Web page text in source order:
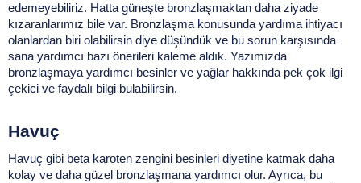
edemeyebiliriz. Hatta güneşte bronzlaşmaktan daha ziyade
kızaranlarımız bile var. Bronzlaşma konusunda yardıma ihtiyacı
olanlardan biri olabilirsin diye düşündük ve bu sorun karşısında
sana yardımcı bazı önerileri kaleme aldık. Yazımızda
bronzlaşmaya yardımcı besinler ve yağlar hakkında pek çok ilgi
çekici ve faydalı bilgi bulabilirsin.
Havuç
Havuç gibi beta karoten zengini besinleri diyetine katmak daha
kolay ve daha güzel bronzlaşmana yardımcı olur. Ayrıca, bu